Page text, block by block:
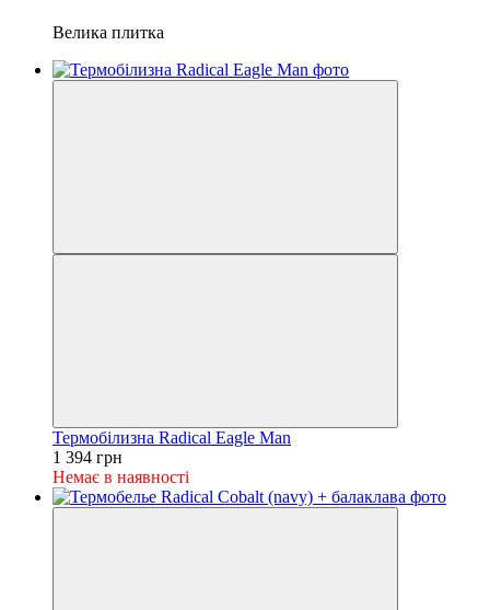
Велика плитка
Термобілизна Radical Eagle Man
1 394 грн
Немає в наявності